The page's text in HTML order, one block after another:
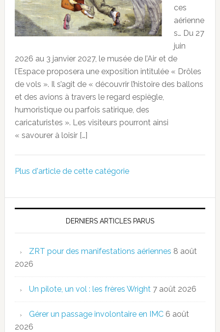
ces
aérienne
s… Du 27
juin
2026 au 3 janvier 2027, le musée de l’Air et de
l’Espace proposera une exposition intitulée « Drôles
de vols ». Il s’agit de « découvrir l’histoire des ballons
et des avions à travers le regard espiègle,
humoristique ou parfois satirique, des
caricaturistes ». Les visiteurs pourront ainsi
« savourer à loisir […]
Plus d'article de cette catégorie
DERNIERS ARTICLES PARUS
ZRT pour des manifestations aériennes 8 août
2026
Un pilote, un vol : les frères Wright 7 août 2026
Gérer un passage involontaire en IMC 6 août
2026